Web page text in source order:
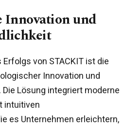
Innovation und
von STACKIT ist die
Innovation und
Lösung integriert moderne
intuitiven
es Unternehmen erleichtern,